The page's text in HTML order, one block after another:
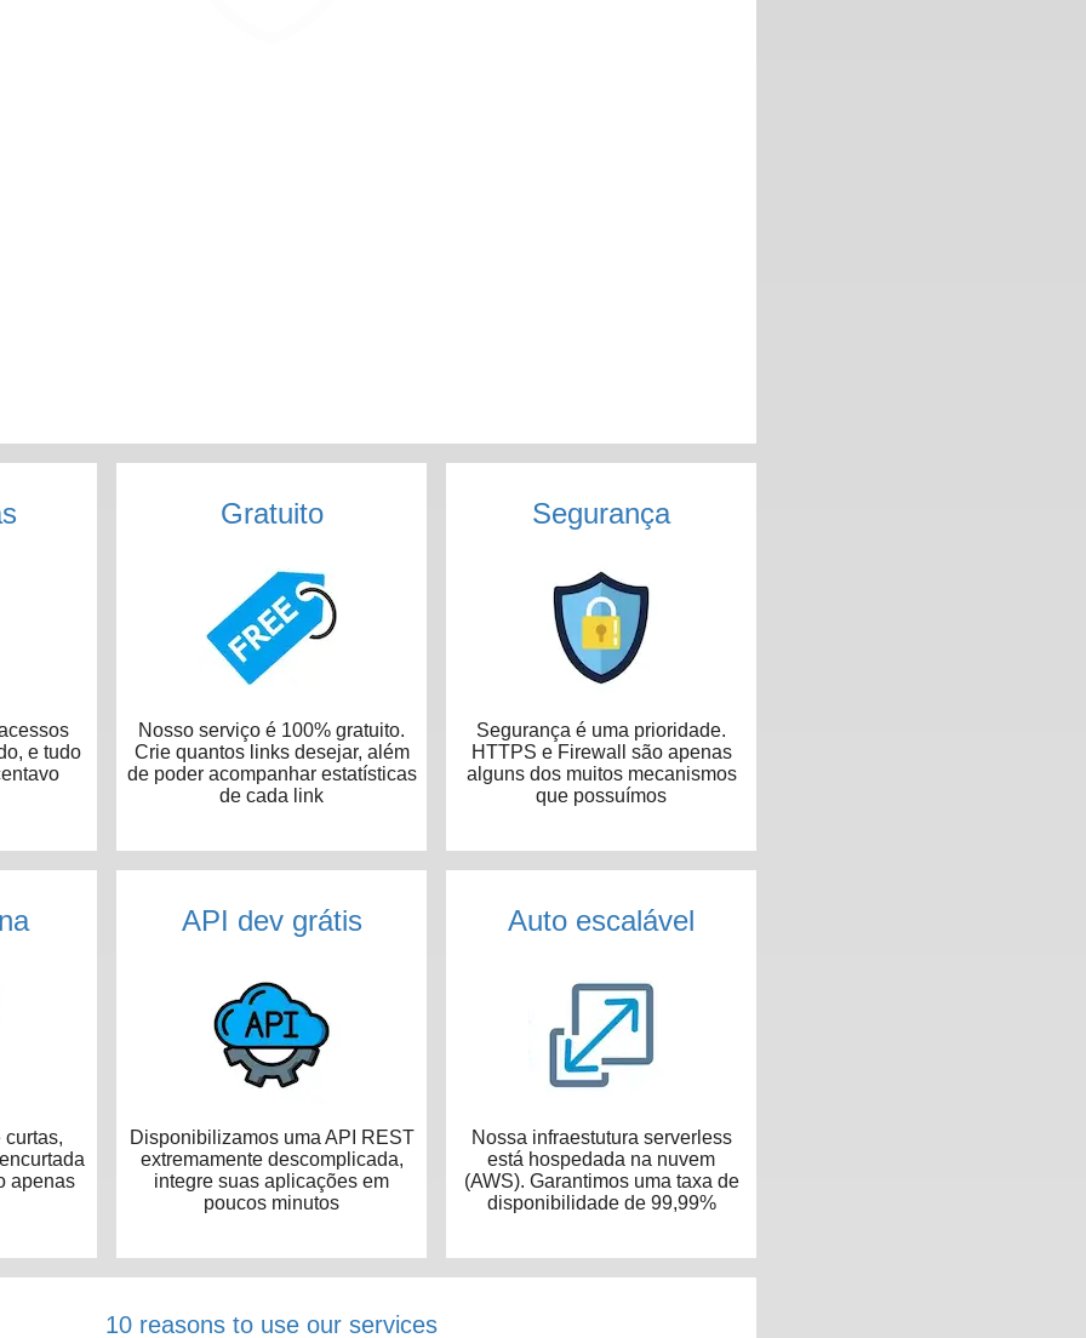
e tudo
Gratuito
Nosso serviço é 100% gratuito.
Crie quantos links desejar, além
de poder acompanhar estatísticas
de cada link
Segurança
Segurança é uma prioridade.
HTTPS e Firewall são apenas
alguns dos muitos mecanismos
que possuímos
curtas,
apenas
API dev grátis
Disponibilizamos uma API REST
extremamente descomplicada,
integre suas aplicações em
poucos minutos
Auto escalável
Nossa infraestutura serverless
está hospedada na nuvem
(AWS). Garantimos uma taxa de
disponibilidade de 99,99%
10 reasons to use our services